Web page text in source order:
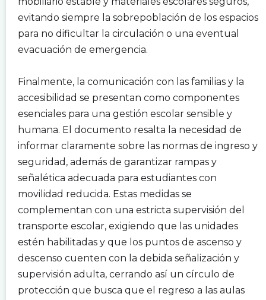
evitando siempre la sobrepoblación de los espacios
para no dificultar la circulación o una eventual
evacuación de emergencia.
Finalmente, la comunicación con las familias y la
accesibilidad se presentan como componentes
esenciales para una gestión escolar sensible y
humana. El documento resalta la necesidad de
informar claramente sobre las normas de ingreso y
seguridad, además de garantizar rampas y
señalética adecuada para estudiantes con
movilidad reducida. Estas medidas se
complementan con una estricta supervisión del
transporte escolar, exigiendo que las unidades
estén habilitadas y que los puntos de ascenso y
descenso cuenten con la debida señalización y
supervisión adulta, cerrando así un círculo de
protección que busca que el regreso a las aulas